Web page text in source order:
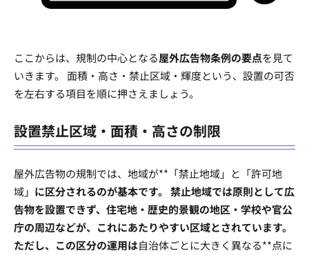
ここからは、規制の中心となる屋外広告物条例の要点を見て
いきます。 面積・高さ・禁止区域・輝度という、設置の可否
を左右する項目を順に押さえましょう。
設置禁止区域・面積・高さの制限
屋外広告物の規制では、地域が**「禁止地域」と「許可地
域」 に区分されるのが基本です。 禁止地域では原則として広
告物を設置できず、住宅地・歴史的景観の地区・学校や官公
庁の周辺などが、これにあたりやすい区域とされています。
ただし、この区分の運用は自治体ごとに大きく異なる**点に